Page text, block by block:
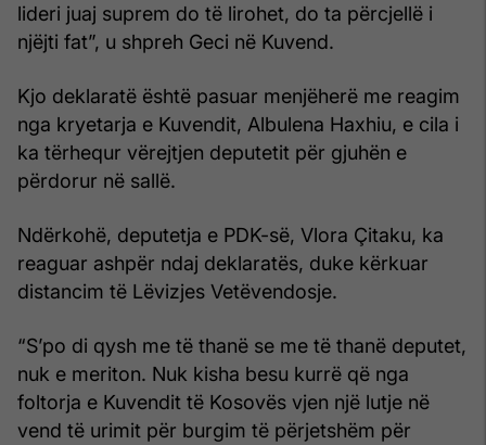
lideri juaj suprem do të lirohet, do ta përcjellë i
njëjti fat”, u shpreh Geci në Kuvend.
Kjo deklaratë është pasuar menjëherë me reagim
nga kryetarja e Kuvendit, Albulena Haxhiu, e cila i
ka tërhequr vërejtjen deputetit për gjuhën e
përdorur në sallë.
Ndërkohë, deputetja e PDK-së, Vlora Çitaku, ka
reaguar ashpër ndaj deklaratës, duke kërkuar
distancim të Lëvizjes Vetëvendosje.
“S’po di qysh me të thanë se me të thanë deputet,
nuk e meriton. Nuk kisha besu kurrë që nga
foltorja e Kuvendit të Kosovës vjen një lutje në
vend të urimit për burgim të përjetshëm për